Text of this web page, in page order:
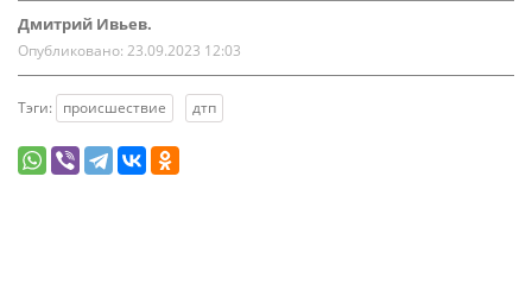
Дмитрий Ивьев.
Опубликовано: 23.09.2023 12:03
Тэги: происшествие дтп